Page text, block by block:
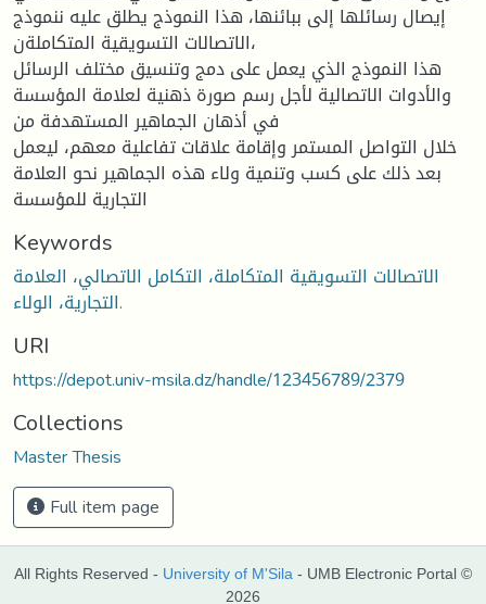
إيصال رسائلها إلى ببائنها، هذا النموذج يطلق عليه ننموذج
الاتصالات التسويقية المتكاملةن،
هذا النموذج الذي يعمل على دمج وتنسيق مختلف الرسائل
والأدوات الاتصالية لأجل رسم صورة ذهنية لعلامة المؤسسة
في أذهان الجماهير المستهدفة من
خلال التواصل المستمر وإقامة علاقات تفاعلية معهم، ليعمل
بعد ذلك على كسب وتنمية ولاء هذه الجماهير نحو العلامة
التجارية للمؤسسة
Keywords
الاتصالات التسويقية المتكاملة، التكامل الاتصالي، العلامة
التجارية، الولاء.
URI
https://depot.univ-msila.dz/handle/123456789/2379
Collections
Master Thesis
Full item page
All Rights Reserved - University of M'Sila - UMB Electronic Portal ©
2026